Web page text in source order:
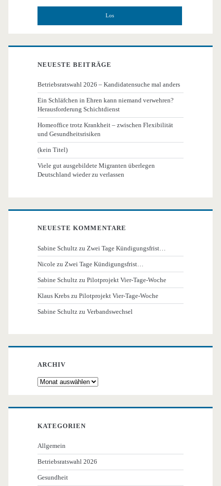
NEUESTE BEITRÄGE
Betriebsratswahl 2026 – Kandidatensuche mal anders
Ein Schläfchen in Ehren kann niemand verwehren?
Herausforderung Schichtdienst
Homeoffice trotz Krankheit – zwischen Flexibilität
und Gesundheitsrisiken
(kein Titel)
Viele gut ausgebildete Migranten überlegen
Deutschland wieder zu verlassen
NEUESTE KOMMENTARE
Sabine Schultz zu Zwei Tage Kündigungsfrist…
Nicole zu Zwei Tage Kündigungsfrist…
Sabine Schultz zuPilotprojekt Vier-Tage-Woche
Klaus Krebs zuPilotprojekt Vier-Tage-Woche
Sabine Schultz zuVerbandswechsel
ARCHIV
Archiv
KATEGORIEN
Allgemein
Betriebsratswahl 2026
Gesundheit